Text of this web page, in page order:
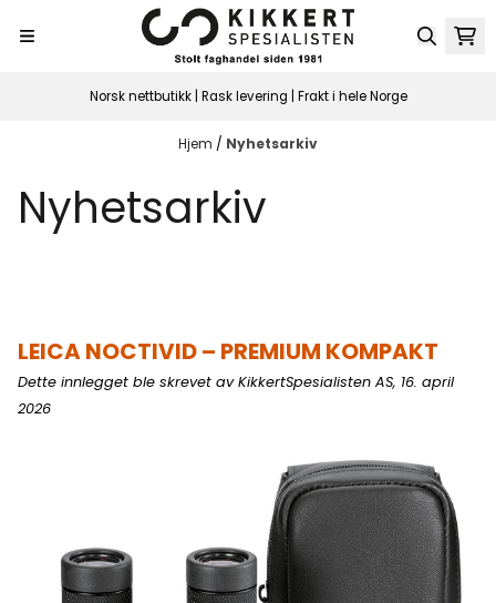
Norsk nettbutikk | Rask levering | Frakt i hele Norge
Hjem / Nyhetsarkiv
Nyhetsarkiv
LEICA NOCTIVID – PREMIUM KOMPAKT
Dette innlegget ble skrevet av KikkertSpesialisten AS, 16. april
2026